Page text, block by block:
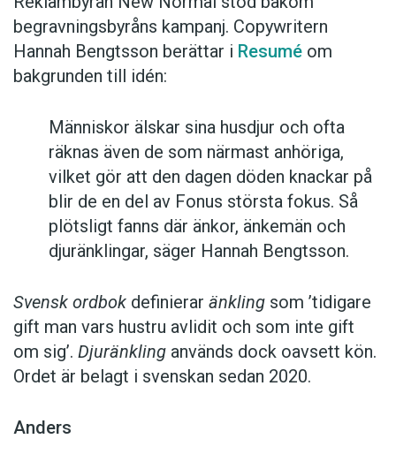
begravningsbyråns kampanj. Copywritern
Hannah Bengtsson berättar i Resumé om
bakgrunden till idén:
Människor älskar sina husdjur och ofta
räknas även de som närmast anhöriga,
vilket gör att den dagen döden knackar på
blir de en del av Fonus största fokus. Så
plötsligt fanns där änkor, änkemän och
djuränklingar, säger Hannah Bengtsson.
Svensk ordbok definierar änkling som ’tidigare
gift man vars hustru av­lidit och som inte gift
om sig’. Djuränkling används dock oavsett kön.
Ordet är belagt i svenskan sedan 2020.
Anders